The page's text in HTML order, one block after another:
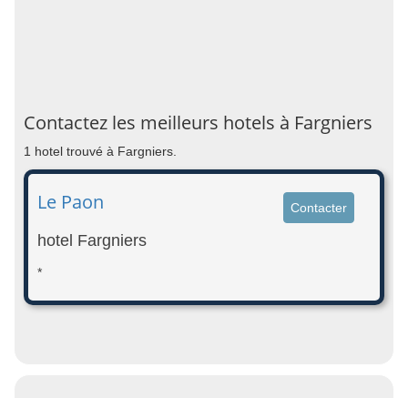
Contactez les meilleurs hotels à Fargniers
1 hotel trouvé à Fargniers.
Le Paon Contacter
hotel Fargniers
*